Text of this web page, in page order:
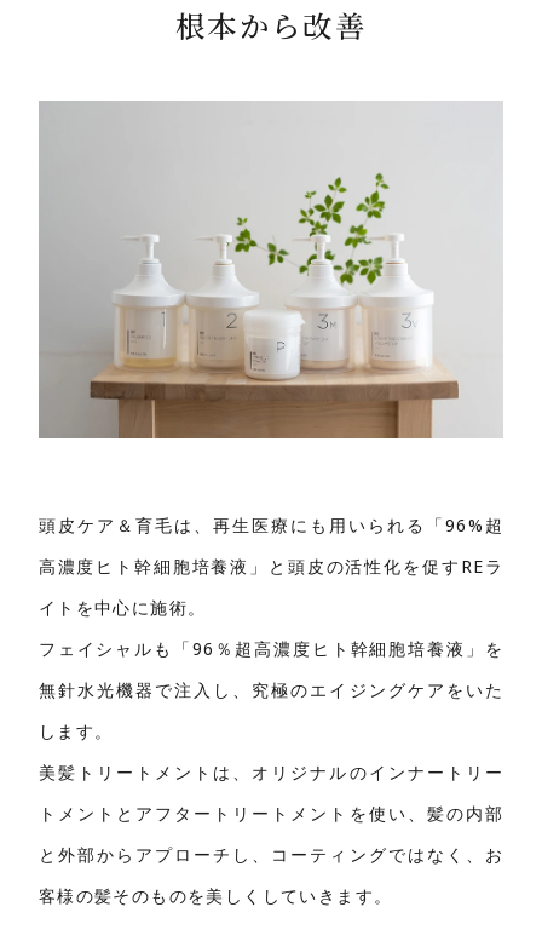
根本から改善
頭皮ケア＆育毛は、再生医療にも用いられる「96%超
高濃度ヒト幹細胞培養液」と頭皮の活性化を促すREラ
イトを中心に施術。
フェイシャルも「96％超高濃度ヒト幹細胞培養液」を
無針水光機器で注入し、究極のエイジングケアをいた
します。
美髪トリートメントは、オリジナルのインナートリー
トメントとアフタートリートメントを使い、髪の内部
と外部からアプローチし、コーティングではなく、お
客様の髪そのものを美しくしていきます。